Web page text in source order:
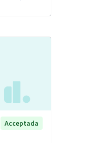
Acceptada